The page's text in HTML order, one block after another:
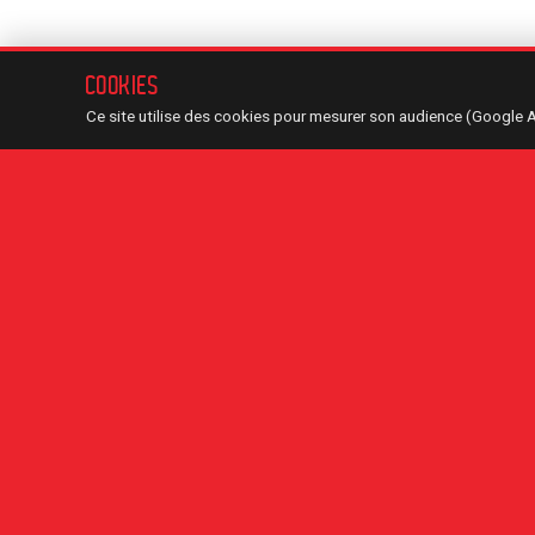
COOKIES
Ce site utilise des cookies pour mesurer son audience (Google